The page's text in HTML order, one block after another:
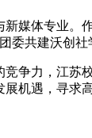
体专业。作
委共建沃创
力，江苏校
机遇，寻求